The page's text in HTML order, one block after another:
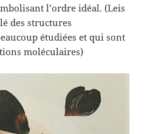
l’ordre idéal. (Leis
des structures
étudiées et qui sont
moléculaires)